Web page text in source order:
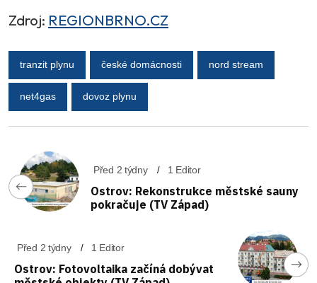
Zdroj: REGIONBRNO.CZ
tranzit plynu české domácnosti nord stream
net4gas dovoz plynu
Před 2 týdny 1 Editor
Ostrov: Rekonstrukce městské sauny
pokračuje (TV Západ)
Před 2 týdny 1 Editor
Ostrov: Fotovoltaika začíná dobývat